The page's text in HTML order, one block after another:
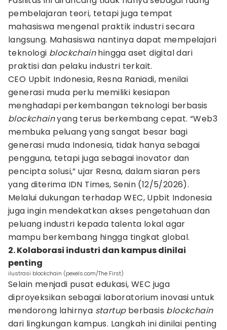
pembelajaran teori, tetapi juga tempat
mahasiswa mengenal praktik industri secara
langsung. Mahasiswa nantinya dapat mempelajari
teknologi blockchainhingga aset digital dari
praktisi dan pelaku industri terkait.
CEO Upbit Indonesia, Resna Raniadi, menilai
generasi muda perlu memiliki kesiapan
menghadapi perkembangan teknologi berbasis
blockchainyang terus berkembang cepat. “Web3
membuka peluang yang sangat besar bagi
generasi muda Indonesia, tidak hanya sebagai
pengguna, tetapi juga sebagai inovator dan
pencipta solusi,” ujar Resna, dalam siaran pers
yang diterima IDN Times, Senin (12/5/2026).
Melalui dukungan terhadap WEC, Upbit Indonesia
juga ingin mendekatkan akses pengetahuan dan
peluang industri kepada talenta lokal agar
mampu berkembang hingga tingkat global.
2. Kolaborasi industri dan kampus dinilai
penting
ilustrasi blockchain (pexels.com/The First)
Selain menjadi pusat edukasi, WEC juga
diproyeksikan sebagai laboratorium inovasi untuk
mendorong lahirnya startupberbasis blockchain
dari lingkungan kampus. Langkah ini dinilai penting